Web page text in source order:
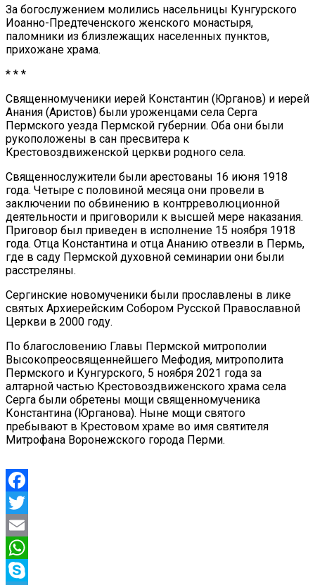
За богослужением молились насельницы Кунгурского
Иоанно-Предтеченского женского монастыря,
паломники из близлежащих населенных пунктов,
прихожане храма.
* * *
Священномученики иерей Константин (Юрганов) и иерей
Анания (Аристов) были уроженцами села Серга
Пермского уезда Пермской губернии. Оба они были
рукоположены в сан пресвитера к
Крестовоздвиженской церкви родного села.
Священнослужители были арестованы 16 июня 1918
года. Четыре с половиной месяца они провели в
заключении по обвинению в контрреволюционной
деятельности и приговорили к высшей мере наказания.
Приговор был приведен в исполнение 15 ноября 1918
года. Отца Константина и отца Ананию отвезли в Пермь,
где в саду Пермской духовной семинарии они были
расстреляны.
Сергинские новомученики были прославлены в лике
святых Архиерейским Собором Русской Православной
Церкви в 2000 году.
По благословению Главы Пермской митрополии
Высокопреосвященнейшего Мефодия, митрополита
Пермского и Кунгурского, 5 ноября 2021 года за
алтарной частью Крестовоздвиженского храма села
Серга были обретены мощи священномученика
Константина (Юрганова). Ныне мощи святого
пребывают в Крестовом храме во имя святителя
Митрофана Воронежского города Перми.
Facebook
Twitter
Email
WhatsApp